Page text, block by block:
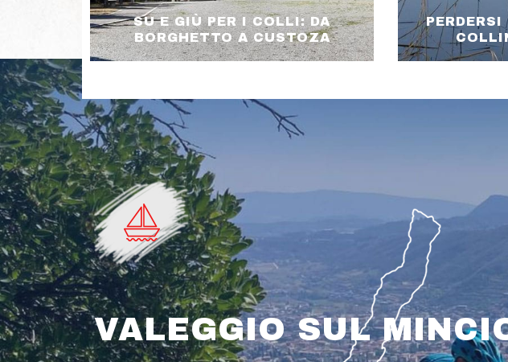
SU E GIÙ PER I COLLI: DA
BORGHETTO A CUSTOZA
VALEGGIO SUL